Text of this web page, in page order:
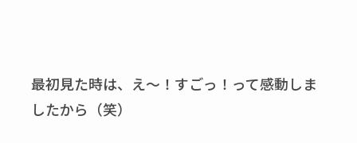
最初見た時は、え～！すごっ！って感動しま
したから（笑）